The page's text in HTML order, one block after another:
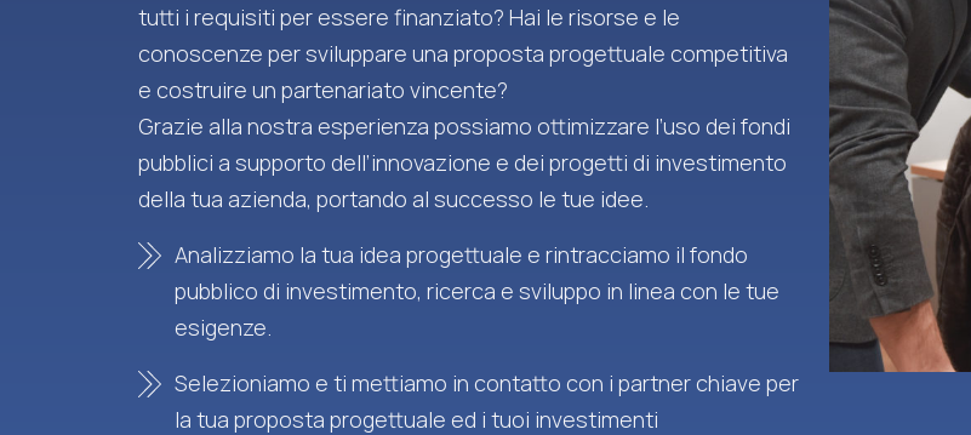
tutti i requisiti per essere finanziato? Hai le risorse e le
conoscenze per sviluppare una proposta progettuale competitiva
e costruire un partenariato vincente?
Grazie alla nostra esperienza possiamo ottimizzare l’uso dei fondi
pubblici a supporto dell’innovazione e dei progetti di investimento
della tua azienda, portando al successo le tue idee.
Analizziamo la tua idea progettuale e rintracciamo il fondo
pubblico di investimento, ricerca e sviluppo in linea con le tue
esigenze.
Selezioniamo e ti mettiamo in contatto con i partner chiave per
la tua proposta progettuale ed i tuoi investimenti